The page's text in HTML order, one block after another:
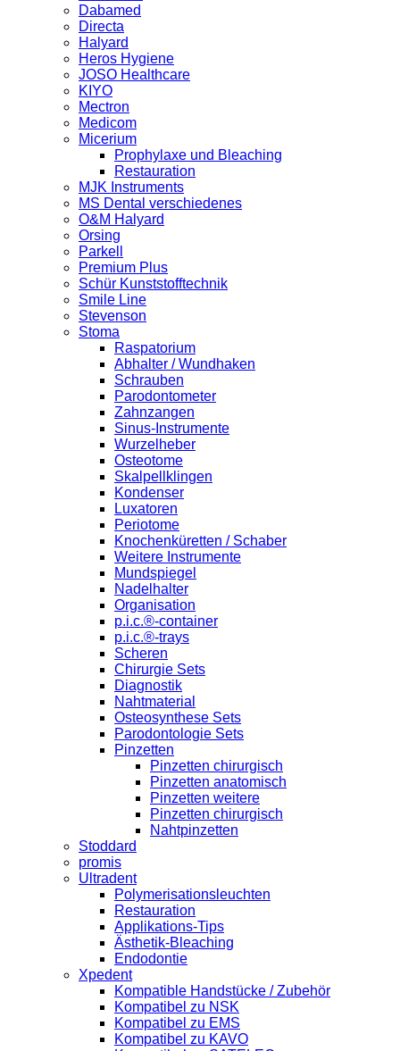
Dabamed
Directa
Halyard
Heros Hygiene
JOSO Healthcare
KIYO
Mectron
Medicom
Micerium
Prophylaxe und Bleaching
Restauration
MJK Instruments
MS Dental verschiedenes
O&M Halyard
Orsing
Parkell
Premium Plus
Schür Kunststofftechnik
Smile Line
Stevenson
Stoma
Raspatorium
Abhalter / Wundhaken
Schrauben
Parodontometer
Zahnzangen
Sinus-Instrumente
Wurzelheber
Osteotome
Skalpellklingen
Kondenser
Luxatoren
Periotome
Knochenküretten / Schaber
Weitere Instrumente
Mundspiegel
Nadelhalter
Organisation
p.i.c.®-container
p.i.c.®-trays
Scheren
Chirurgie Sets
Diagnostik
Nahtmaterial
Osteosynthese Sets
Parodontologie Sets
Pinzetten
Pinzetten chirurgisch
Pinzetten anatomisch
Pinzetten weitere
Pinzetten chirurgisch
Nahtpinzetten
Stoddard
promis
Ultradent
Polymerisationsleuchten
Restauration
Applikations-Tips
Ästhetik-Bleaching
Endodontie
Xpedent
Kompatible Handstücke / Zubehör
Kompatibel zu NSK
Kompatibel zu EMS
Kompatibel zu KAVO